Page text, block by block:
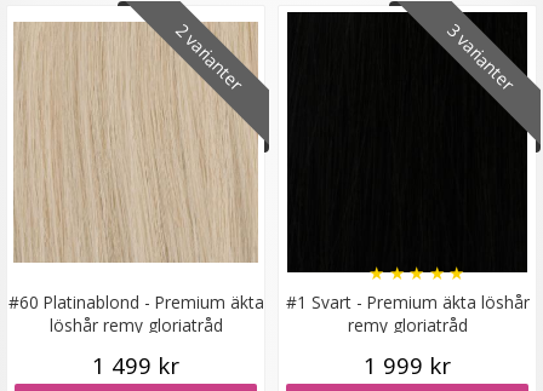
Syntetiskt löshår Gloriatråd rakt - Mörkbrun #6B
★★
199 kr
2 varianter
#60 Platinablond - Premium äkta
löshår remy gloriatråd
1 499 kr
3 varianter
#1 Svart - Premium äkta löshår
remy gloriatråd
★★★★★
1 999 kr